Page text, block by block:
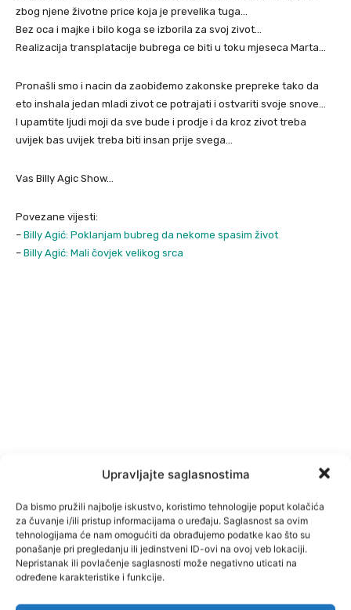
Upravljajte saglasnostima
Da bismo pružili najbolje iskustvo, koristimo tehnologije poput kolačića
za čuvanje i/ili pristup informacijama o uređaju. Saglasnost sa ovim
tehnologijama će nam omogućiti da obrađujemo podatke kao što su
ponašanje pri pregledanju ili jedinstveni ID-ovi na ovoj veb lokaciji.
Nepristanak ili povlačenje saglasnosti može negativno uticati na
određene karakteristike i funkcije.
zbog njene životne price koja je prevelika tuga…
Bez oca i majke i bilo koga se izborila za svoj zivot…
Realizacija transplatacije bubrega ce biti u toku mjeseca Marta…
Pronašli smo i nacin da zaobiđemo zakonske prepreke tako da
eto inshala jedan mladi zivot ce potrajati i ostvariti svoje snove…
I upamtite ljudi moji da sve bude i prodje i da kroz zivot treba
uvijek bas uvijek treba biti insan prije svega…
Vas Billy Agic Show…
Povezane vijesti:
– Billy Agić: Poklanjam bubreg da nekome spasim život
– Billy Agić: Mali čovjek velikog srca